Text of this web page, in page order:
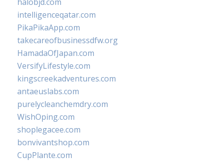
intelligenceqatar.com
PikaPikaApp.com
takecareofbusinessdfw.org
HamadaOfJapan.com
VersifyLifestyle.com
kingscreekadventures.com
antaeuslabs.com
purelycleanchemdry.com
WishOping.com
shoplegacee.com
bonvivantshop.com
CupPlante.com